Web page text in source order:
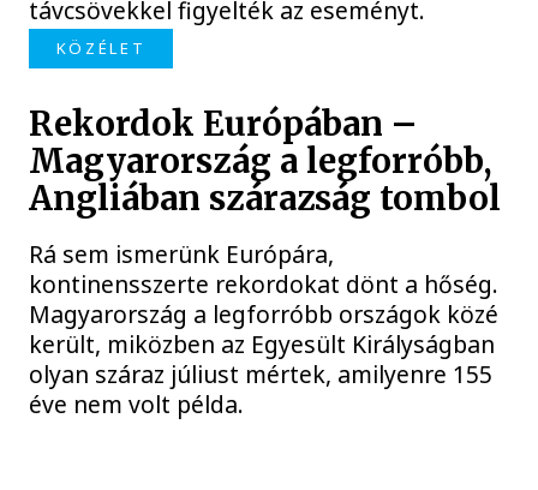
távcsövekkel figyelték az eseményt.
KÖZÉLET
Rekordok Európában –
Magyarország a legforróbb,
Angliában szárazság tombol
Rá sem ismerünk Európára,
kontinensszerte rekordokat dönt a hőség.
Magyarország a legforróbb országok közé
került, miközben az Egyesült Királyságban
olyan száraz júliust mértek, amilyenre 155
éve nem volt példa.